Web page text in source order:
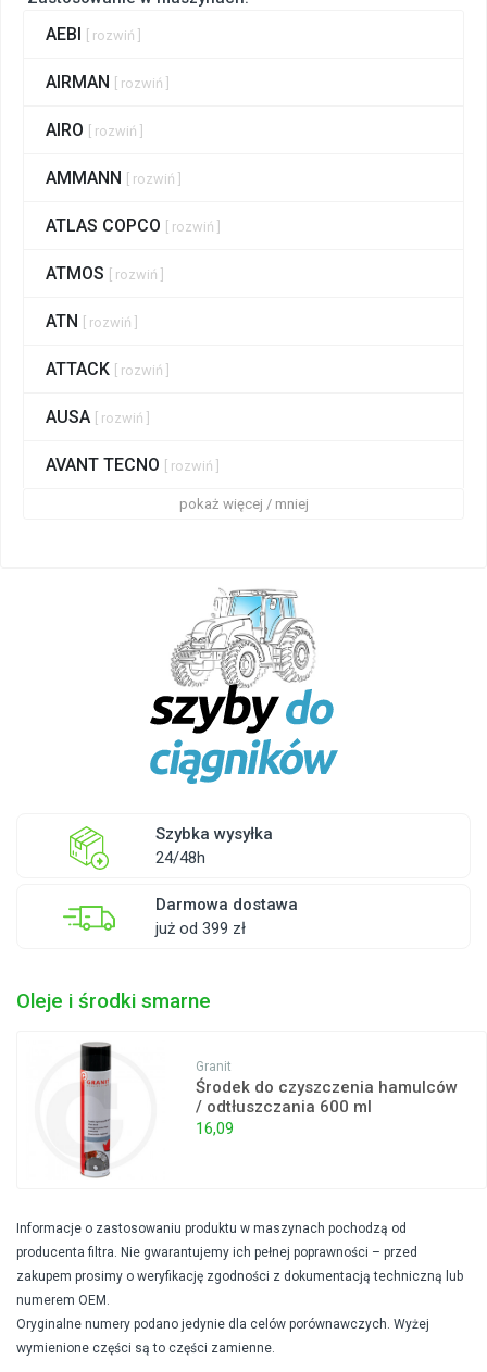
AEBI [ rozwiń ]
AIRMAN [ rozwiń ]
AIRO [ rozwiń ]
AMMANN [ rozwiń ]
ATLAS COPCO [ rozwiń ]
ATMOS [ rozwiń ]
ATN [ rozwiń ]
ATTACK [ rozwiń ]
AUSA [ rozwiń ]
AVANT TECNO [ rozwiń ]
pokaż więcej / mniej
Szybka wysyłka
24/48h
Darmowa dostawa
już od 399 zł
Oleje i środki smarne
Granit
Środek do czyszczenia hamulców
/ odtłuszczania 600 ml
16,09
Informacje o zastosowaniu produktu w maszynach pochodzą od
producenta filtra. Nie gwarantujemy ich pełnej poprawności – przed
zakupem prosimy o weryfikację zgodności z dokumentacją techniczną lub
numerem OEM.
Oryginalne numery podano jedynie dla celów porównawczych. Wyżej
wymienione części są to części zamienne.